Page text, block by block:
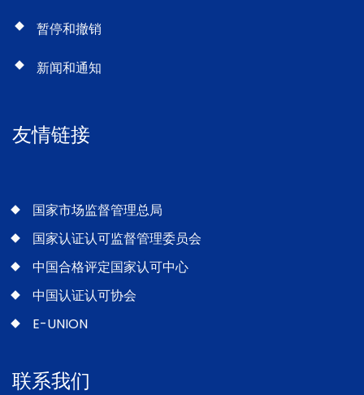
暂停和撤销
新闻和通知
友情链接
国家市场监督管理总局
国家认证认可监督管理委员会
中国合格评定国家认可中心
中国认证认可协会
E-UNION
联系我们